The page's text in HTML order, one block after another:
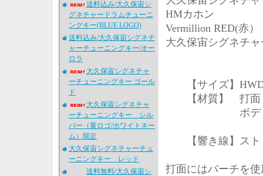
送料込み/大久保宙シ
グネチャードラムチューニ
ングキー(BLUE LOGO)
送料込み/大久保宙シグネチ
ャーチューニングキー/オー
ロラ
大久保宙シグネチャ
ーチューニングキー ゴール
ド
大久保宙シグネチャ
ーチューニングキー シル
バー（黄ロゴ/ホワイトネー
ム）限定
大久保宙シグネチャーチュ
ーニングキー レッド
送料無料/大久保宙シ
HMカホン
Vermillion RED(赤）
大久保宙シグネチ
【サイズ】HWD
【材質】 打面
ボディ シ
【響き線】スト
打面にはバーチを